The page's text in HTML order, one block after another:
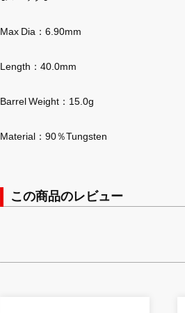
Max Dia：6.90mm
Length：40.0mm
Barrel Weight：15.0g
Material：90％Tungsten
この商品のレビュー